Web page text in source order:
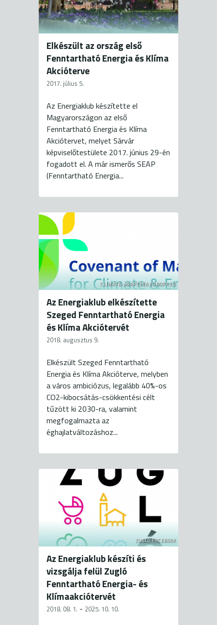
Elkészült az ország első
Fenntartható Energia és Klíma
Akcióterve
2017. július 5.
Az Energiaklub készítette el
Magyarországon az első
Fenntartható Energia és Klíma
Akciótervet, melyet Sárvár
képviselőtestülete 2017. június 29-én
fogadott el. A már ismerős SEAP
(Fenntartható Energia...
CLIMATE-ADAPT.EEA.EUROPA.EU
Az Energiaklub elkészítette
Szeged Fenntartható Energia
és Klíma Akciótervét
2018. augusztus 9.
Elkészült Szeged Fenntartható
Energia és Klíma Akcióterve, melyben
a város ambiciózus, legalább 40%-os
CO2-kibocsátás-csökkentési célt
tűzött ki 2030-ra, valamint
megfogalmazta az
éghajlatváltozáshoz...
ZUGLÓ FACEBOOK
Az Energiaklub készíti és
vizsgálja felül Zugló
Fenntartható Energia- és
Klímaakciótervét
2018. 08. 1. - 2025. 10. 10.